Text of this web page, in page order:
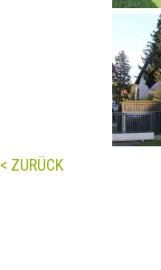
< ZURÜCK